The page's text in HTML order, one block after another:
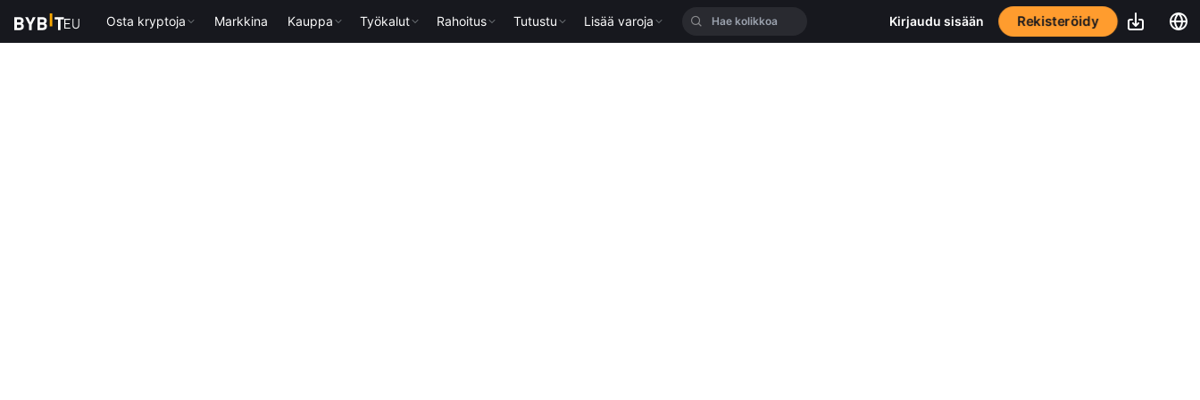
Osta kryptoja Markkina Kauppa Työkalut Rahoitus Tutustu Lisää varoja Kirjaudu sisään Rekisteröidy